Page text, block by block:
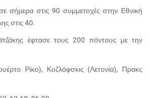
σήμερα στις 90 συμμετοχές στην Εθνική
στις 40.
έφτασε τους 200 πόντους με την
Ρίκο), Κοζλόφσκις (Λετονία), Πρακς